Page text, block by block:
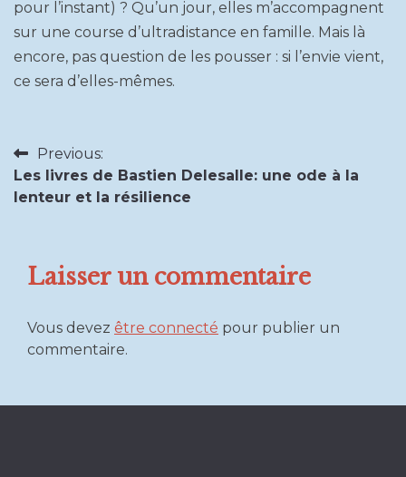
pour l’instant) ? Qu’un jour, elles m’accompagnent
sur une course d’ultradistance en famille. Mais là
encore, pas question de les pousser : si l’envie vient,
ce sera d’elles-mêmes.
Navigation
l’article
Previous:
Les livres de Bastien Delesalle: une ode à la
lenteur et la résilience
Laisser un commentaire
Vous devez être connecté pour publier un
commentaire.